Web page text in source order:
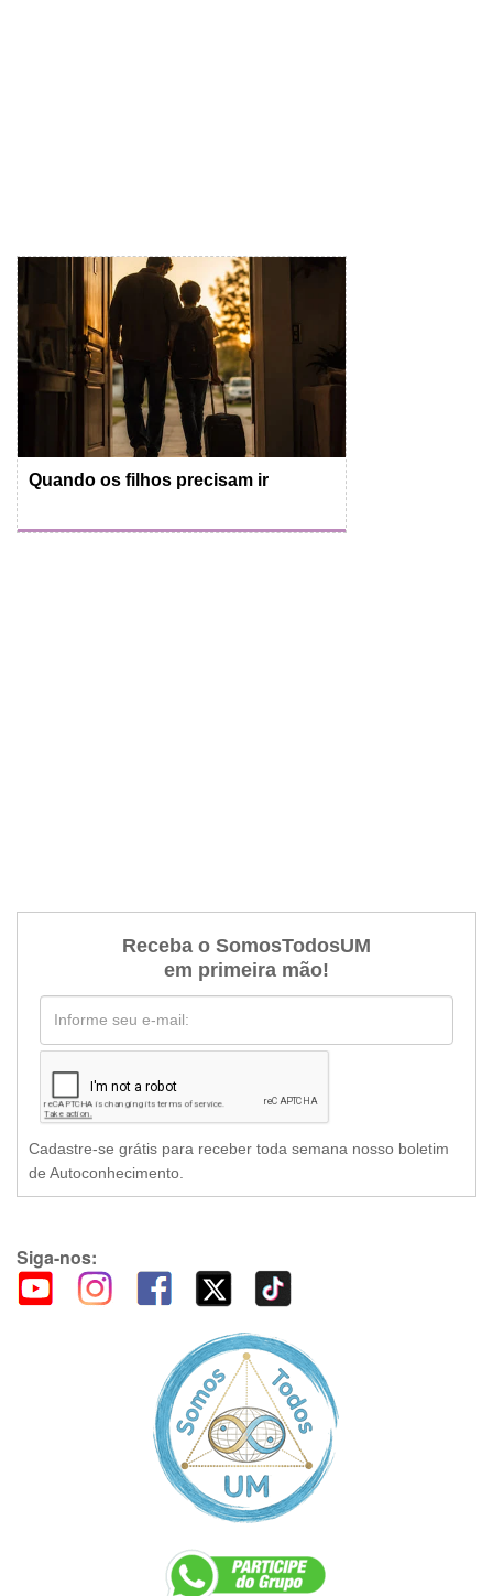
Quando os filhos precisam ir
Receba o SomosTodosUM
em primeira mão!
Cadastre-se grátis para receber toda semana nosso boletim
de Autoconhecimento.
Siga-nos: